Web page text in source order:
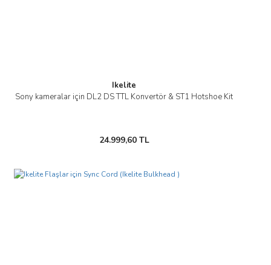
Ikelite
Sony kameralar için DL2 DS TTL Konvertör & ST1 Hotshoe Kit
24.999,60 TL